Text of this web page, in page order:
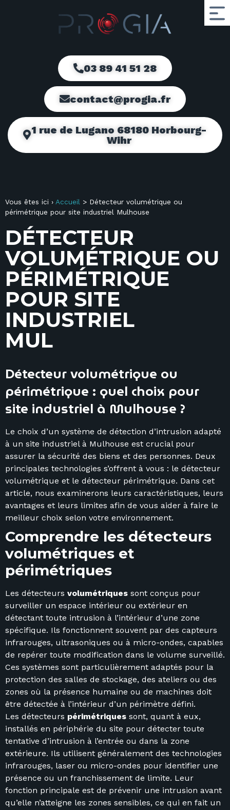
03 89 41 51 28
contact@progia.fr
1 rue de Lugano 68180 Horbourg-
Wihr
Vous êtes ici › Accueil > Détecteur volumétrique ou
périmétrique pour site industriel Mulhouse
DÉTECTEUR
VOLUMÉTRIQUE OU
PÉRIMÉTRIQUE
POUR SITE
INDUSTRIEL
MUL
Détecteur volumétrique ou
périmétrique : quel choix pour
site industriel à Mulhouse ?
Le choix d’un système de détection d’intrusion adapté
à un site industriel à Mulhouse est crucial pour
assurer la sécurité des biens et des personnes. Deux
principales technologies s’offrent à vous : le détecteur
volumétrique et le détecteur périmétrique. Dans cet
article, nous examinerons leurs caractéristiques, leurs
avantages et leurs limites afin de vous aider à faire le
meilleur choix selon votre environnement.
Comprendre les détecteurs
volumétriques et
périmétriques
Les détecteurs volumétriques sont conçus pour
surveiller un espace intérieur ou extérieur en
détectant toute intrusion à l’intérieur d’une zone
spécifique. Ils fonctionnent souvent par des capteurs
infrarouges, ultrasoniques ou à micro-ondes, capables
de repérer toute modification dans le volume surveillé.
Ces systèmes sont particulièrement adaptés pour la
protection des salles de stockage, des ateliers ou des
zones où la présence humaine ou de machines doit
être détectée à l’intérieur d’un périmètre défini.
Les détecteurs périmétriques sont, quant à eux,
installés en périphérie du site pour détecter toute
tentative d’intrusion à l’entrée ou dans la zone
extérieure. Ils utilisent généralement des technologies
infrarouges, laser ou micro-ondes pour identifier une
présence ou un franchissement de limite. Leur
fonction principale est de prévenir une intrusion avant
qu’elle n’atteigne les zones sensibles, ce qui en fait un